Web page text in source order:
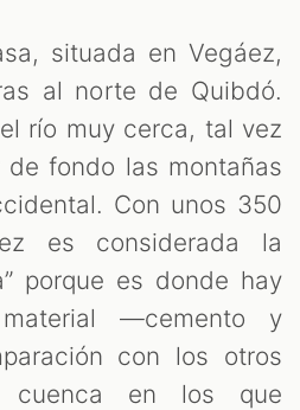
situada en Vegáez,
al norte de Quibdó.
río muy cerca, tal vez
fondo las montañas
Con unos 350
es considerada la
porque es donde hay
—cemento y
con los otros
cuenca en los que